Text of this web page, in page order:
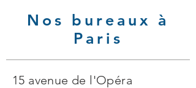
Nos bureaux à
Paris
15 avenue de l'Opéra